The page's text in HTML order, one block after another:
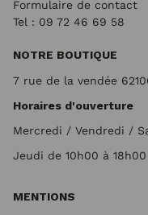
Formulaire de contact
Tel : 09 72 46 69 58
NOTRE BOUTIQUE
7 rue de la vendée
Horaires d'ouverture
Mercredi / Vendredi /
Jeudi de 10h00 à 18h00
MENTIONS